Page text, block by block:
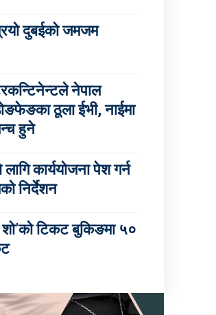
दुबईको जमजम
नेपाल
ठूला ईभी, नाईमा
हुने
कार्ययोजना पेश गर्न
निर्देशन
शो’को टिकट बुकिङमा ५०